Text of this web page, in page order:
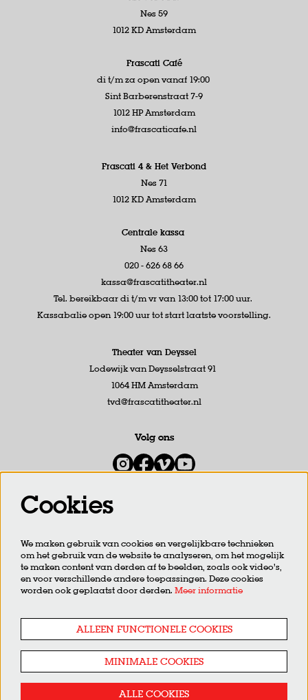
Nes 59
1012 KD Amsterdam
Frascati Café
di t/m za open vanaf 19:00
Sint Barberenstraat 7-9
1012 HP Amsterdam
info@frascaticafe.nl
Frascati 4 & Het Verbond
Nes 71
1012 KD Amsterdam
Centrale kassa
Nes 63
020 - 626 68 66
kassa@frascatitheater.nl
Tel. bereikbaar di t/m vr van 13:00 tot 17:00 uur.
Kassabalie open 19:00 uur tot start laatste voorstelling.
Theater van Deyssel
Lodewijk van Deysselstraat 91
1064 HM Amsterdam
tvd@frascatitheater.nl
Volg ons
Meld je aan voor de nieuwsbrief
AANMELDEN
Cookies
We maken gebruik van cookies en vergelijkbare technieken
om het gebruik van de website te analyseren, om het mogelijk
te maken content van derden af te beelden, zoals ook video’s,
en voor verschillende andere toepassingen. Deze cookies
worden ook geplaatst door derden. Meer informatie
ALLEEN FUNCTIONELE COOKIES
MINIMALE COOKIES
ALLE COOKIES